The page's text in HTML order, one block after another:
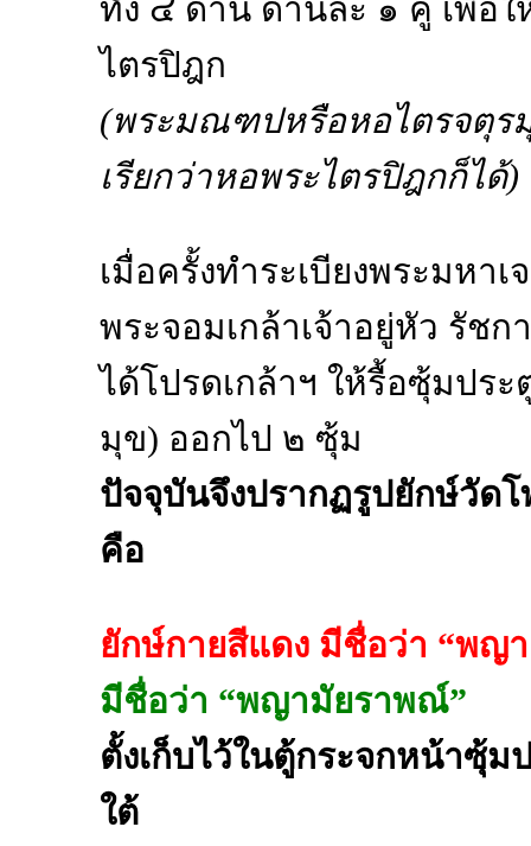
ทั้ง ๔ ด้าน ด้านละ ๑ คู่ เพื่อ
ไตรปิฎก
(พระมณฑปหรือหอไตรจตุร
เรียกว่าหอพระไตรปิฎกก็ได้)
เมื่อครั้งทำระเบียงพระมหา
พระจอมเกล้าเจ้าอยู่หัว รัชก
ได้โปรดเกล้าฯ ให้รื้อซุ้มปร
มุข) ออกไป ๒ ซุ้ม
ปัจจุบันจึงปรากฏรูปยักษ์วัด
คือ
ยักษ์กายสีแดง มีชื่อว่า “พญ
มีชื่อว่า “พญามัยราพณ์”
ตั้งเก็บไว้ในตู้กระจกหน้าซุ้ม
ใต้